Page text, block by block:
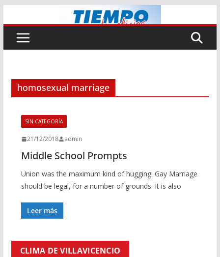
al
contenido
homosexual marriage
SIN CATEGORÍA
21/12/2018 admin
Middle School Prompts
Union was the maximum kind of hugging. Gay Marriage
should be legal, for a number of grounds. It is also
Leer más
CLIMA DE VILLAVICENCIO